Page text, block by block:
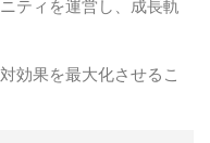
ティを運営し、成長軌
効果を最大化させるこ